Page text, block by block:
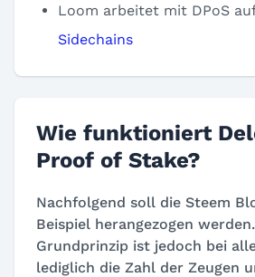
Loom arbeitet mit DPoS
Sidechains
Wie funktioniert
Proof of Stake?
Nachfolgend soll die Steem
Beispiel herangezogen
Grundprinzip ist jedoch bei
lediglich die Zahl der Zeugen